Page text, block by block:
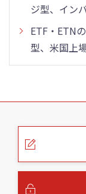
ジ型、イン
ETF・ETN
型、米国上
こ